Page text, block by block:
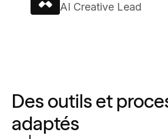
AI Creative Lead
Des outils et
adaptés